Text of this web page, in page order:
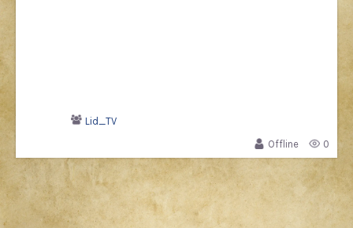
Lid_TV
Offline
0